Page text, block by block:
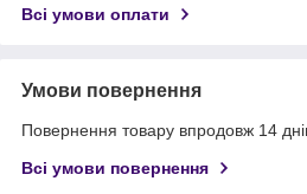
Всі умови оплати
Умови повернення
Повернення товару впродовж 14
Всі умови повернення